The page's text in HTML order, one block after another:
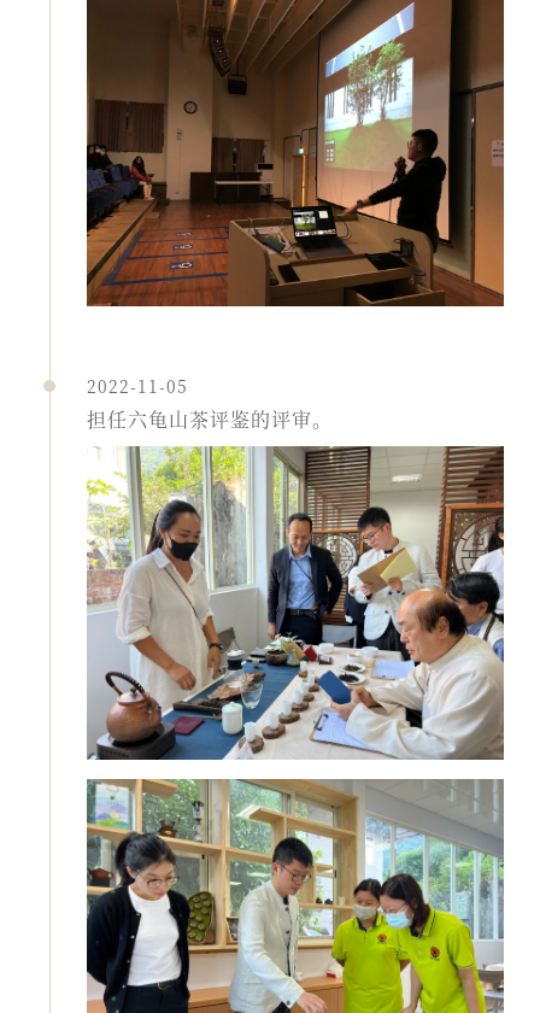
2022-11-05
担任六龟山茶评鉴的评审。